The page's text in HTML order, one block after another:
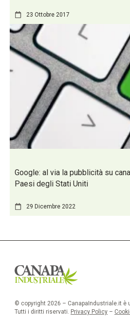
23 Ottobre 2017
Google: al via la pubblicità su
Paesi degli Stati Uniti
29 Dicembre 2022
© copyright 2026 – CanapaIndustriale.it è
Tutti i diritti riservati. Privacy Policy –